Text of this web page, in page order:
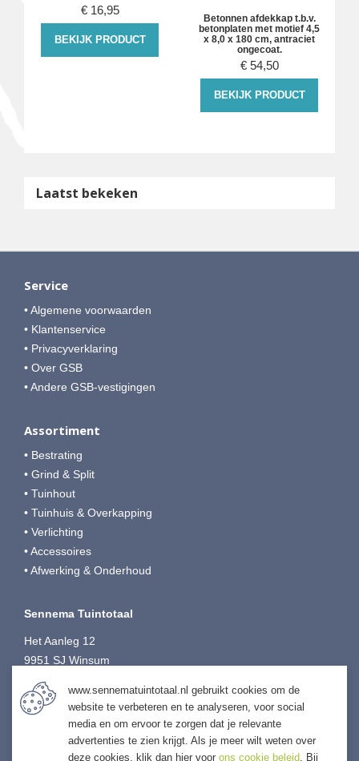
€ 16,95
BEKIJK PRODUCT
Betonnen afdekkap t.b.v.
betonplaten met motief 4,5
x 8,0 x 180 cm, antraciet
ongecoat.
€ 54,50
BEKIJK PRODUCT
Laatst bekeken
Service
• Algemene voorwaarden
• Klantenservice
• Privacyverklaring
• Over GSB
• Andere GSB-vestigingen
Assortiment
• Bestrating
• Grind & Split
• Tuinhout
• Tuinhuis & Overkapping
• Verlichting
• Accessoires
• Afwerking & Onderhoud
Sennema Tuintotaal
Het Aanleg 12
9951 SJ Winsum
0595-749080
E:tuintotaal@sennema-groep.nl
I:sennematuintotaal.nl
www.sennematuintotaal.nl gebruikt cookies om de
website te verbeteren en te analyseren, voor social
media en om ervoor te zorgen dat je relevante
advertenties te zien krijgt. Als je meer wilt weten over
deze cookies, klik dan hier voor ons cookie beleid. Bij